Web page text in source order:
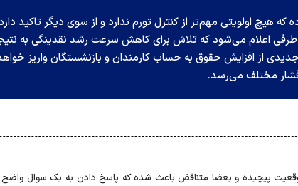
که هیچ اولویتی مهم‌تر از کنترل تورم ندارد و از سوی دیگر تاکید
طرفی اعلام می‌شود که تلاش برای کاهش سرعت رشد نقدینگی به
از افزایش حقوق به حساب کارمندان و بازنشستگان واریز
مختلف می‌رسد.